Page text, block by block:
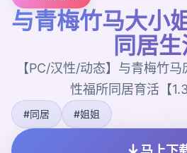
与青梅竹马大小
同居
【PC/汉性/动态】与青梅竹
性福所同居育活【
#同居 #姐姐